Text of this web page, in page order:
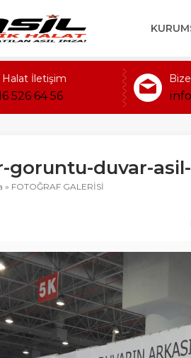
Halat İletişim
526 64 56
goruntu-duvar-
» FOTOĞRAF GALERİSİ